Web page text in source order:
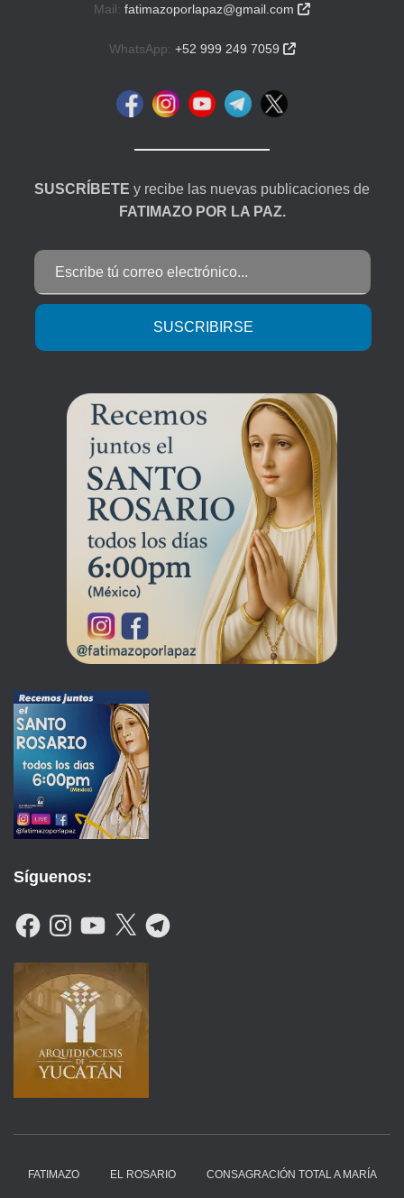
Mail: fatimazoporlapaz@gmail.com 
WhatsApp: +52 999 249 7059 
SUSCRÍBETE y recibe las nuevas publicaciones de
FATIMAZO POR LA PAZ.
SUSCRIBIRSE
Síguenos:
F
A
B
K
N
A
G
R
M
Y
O
U
B
E
X
T
E
G
FATIMAZO EL ROSARIO CONSAGRACIÓN TOTAL A MARÍA